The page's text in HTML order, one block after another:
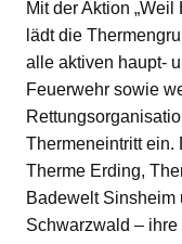
Mit der Aktion
lädt die
alle aktiven haupt-
Feuerwehr sowie
Thermeneintritt ein.
Therme Erding,
Badewelt
Schwarzwald –